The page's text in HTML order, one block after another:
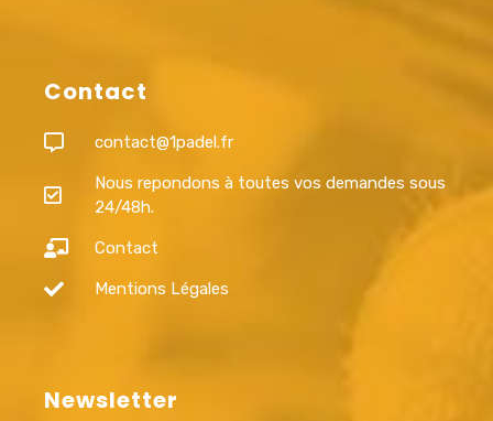
Contact
contact@1padel.fr
Nous repondons à toutes vos demandes sous
24/48h.
Contact
Mentions Légales
Newsletter